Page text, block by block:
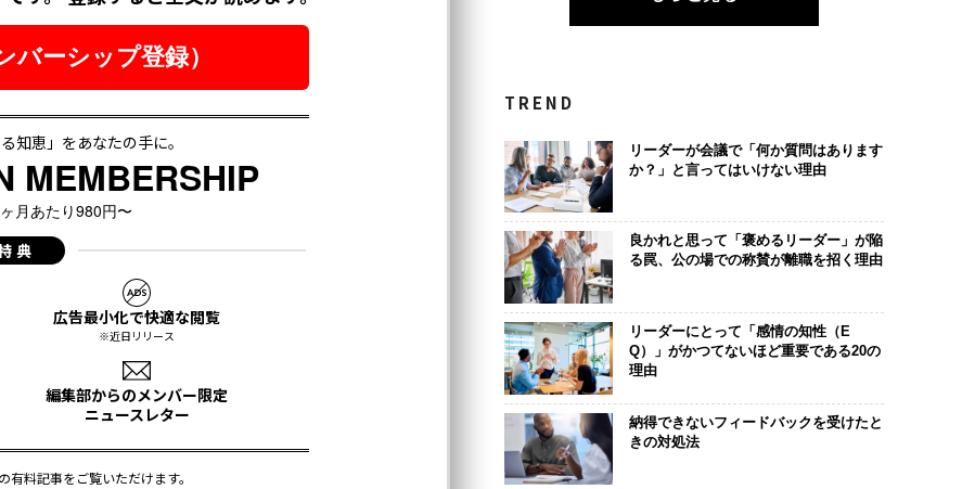
TREND
リーダーが会議で「何か質問はあります
か？」と言ってはいけない理由
良かれと思って「褒めるリーダー」が陥
る罠、公の場での称賛が離職を招く理由
リーダーにとって「感情の知性（E
Q）」がかつてないほど重要である20の
理由
納得できないフィードバックを受けたと
きの対処法